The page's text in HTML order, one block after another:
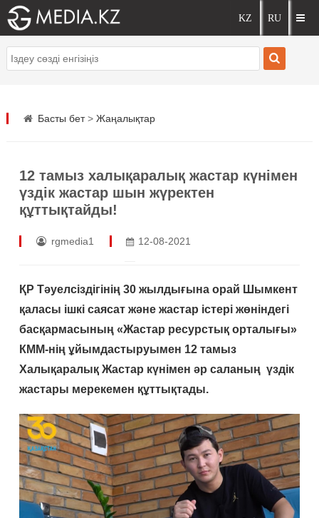
Басты бет> Жаңалықтар
12 тамыз халықаралық жастар күнімен
үздік жастар шын жүректен
құттықтайды!
rgmedia1 12-08-2021
ҚР Тәуелсіздігінің 30 жылдығына орай Шымкент
қаласы ішкі саясат және жастар істері жөніндегі
басқармасының «Жастар ресурстық орталығы»
КММ-нің ұйымдастыруымен 12 тамыз
Халықаралық Жастар күнімен әр саланың үздік
жастары мерекемен құттықтады.